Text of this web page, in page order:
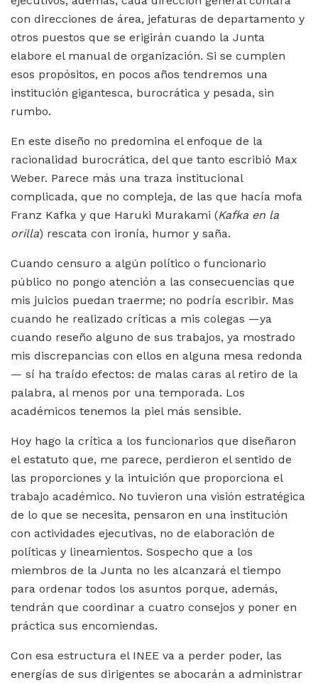
con direcciones de área, jefaturas de departamento y
otros puestos que se erigirán cuando la Junta
elabore el manual de organización. Si se cumplen
esos propósitos, en pocos años tendremos una
institución gigantesca, burocrática y pesada, sin
rumbo.
En este diseño no predomina el enfoque de la
racionalidad burocrática, del que tanto escribió Max
Weber. Parece más una traza institucional
complicada, que no compleja, de las que hacía mofa
Franz Kafka y que Haruki Murakami (Kafka en la
orilla) rescata con ironía, humor y saña.
Cuando censuro a algún político o funcionario
público no pongo atención a las consecuencias que
mis juicios puedan traerme; no podría escribir. Mas
cuando he realizado críticas a mis colegas —ya
cuando reseño alguno de sus trabajos, ya mostrado
mis discrepancias con ellos en alguna mesa redonda
— sí ha traído efectos: de malas caras al retiro de la
palabra, al menos por una temporada. Los
académicos tenemos la piel más sensible.
Hoy hago la crítica a los funcionarios que diseñaron
el estatuto que, me parece, perdieron el sentido de
las proporciones y la intuición que proporciona el
trabajo académico. No tuvieron una visión estratégica
de lo que se necesita, pensaron en una institución
con actividades ejecutivas, no de elaboración de
políticas y lineamientos. Sospecho que a los
miembros de la Junta no les alcanzará el tiempo
para ordenar todos los asuntos porque, además,
tendrán que coordinar a cuatro consejos y poner en
práctica sus encomiendas.
Con esa estructura el INEE va a perder poder, las
energías de sus dirigentes se abocarán a administrar